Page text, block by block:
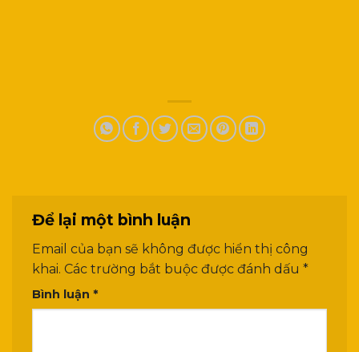
Để lại một bình luận
Email của bạn sẽ không được hiển thị công
khai. Các trường bắt buộc được đánh dấu *
Bình luận *